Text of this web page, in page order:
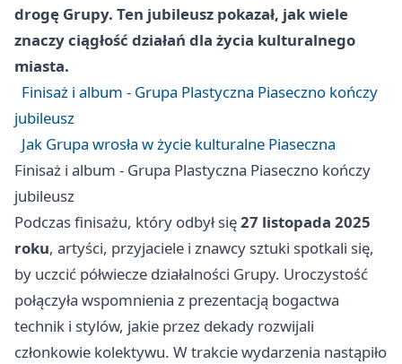
drogę Grupy. Ten jubileusz pokazał, jak wiele
znaczy ciągłość działań dla życia kulturalnego
miasta.
Finisaż i album - Grupa Plastyczna Piaseczno kończy
jubileusz
Jak Grupa wrosła w życie kulturalne Piaseczna
Finisaż i album - Grupa Plastyczna Piaseczno kończy
jubileusz
Podczas finisażu, który odbył się27 listopada 2025
roku, artyści, przyjaciele i znawcy sztuki spotkali się,
by uczcić półwiecze działalności Grupy. Uroczystość
połączyła wspomnienia z prezentacją bogactwa
technik i stylów, jakie przez dekady rozwijali
członkowie kolektywu. W trakcie wydarzenia nastąpiło